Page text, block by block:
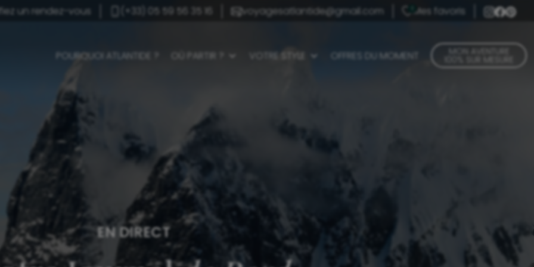
un rendez-vous (+33) 05 59 56 35 16 voyagesatlantide@gmail.com Mes favoris
POURQUOI ATLANTIDE ? OÙ PARTIR ? VOTRE STYLE OFFRES DU MOMENT MON AVENTURE
EN DIRECT